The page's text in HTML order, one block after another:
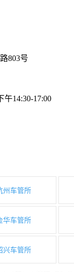
803号
午14:30-17:00
州车管所
华车管所
兴车管所